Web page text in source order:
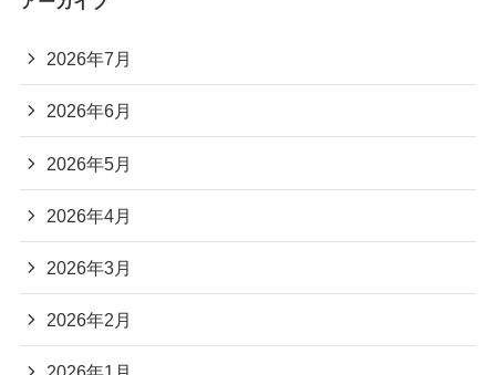
2026年7月
2026年6月
2026年5月
2026年4月
2026年3月
2026年2月